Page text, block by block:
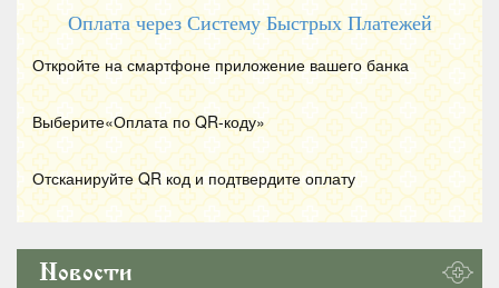
Оплата через Систему Быстрых Платежей
Откройте на смартфоне приложение вашего банка
Выберите«Оплата по QR-коду»
Отсканируйте QR код и подтвердите оплату
Новости